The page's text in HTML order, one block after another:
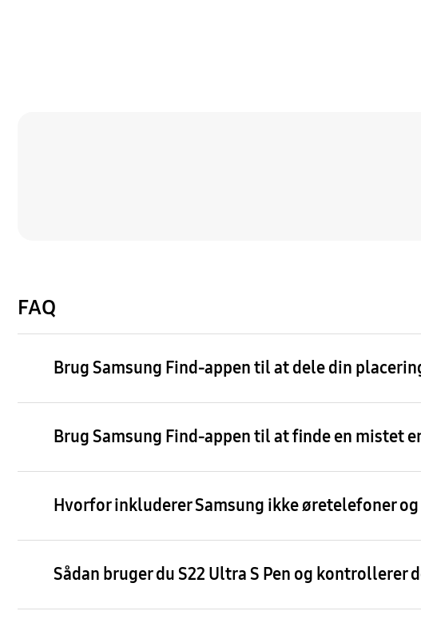
FAQ
Brug Samsung Find-appen til at dele din
Brug Samsung Find-appen til at finde en mistet
Hvorfor inkluderer Samsung ikke øretelefoner
Sådan bruger du S22 Ultra S Pen og